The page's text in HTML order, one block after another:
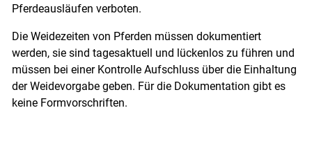
Pferdeausläufen verboten.
Die Weidezeiten von Pferden müssen dokumentiert
werden, sie sind tagesaktuell und lückenlos zu führen und
müssen bei einer Kontrolle Aufschluss über die Einhaltung
der Weidevorgabe geben. Für die Dokumentation gibt es
keine Formvorschriften.